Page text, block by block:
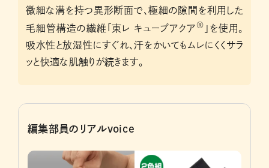
微細な溝を持つ異形断面で、極細の隙間を利用した
毛細管構造の繊維「東レ キュープアクア® 」を使用。
吸水性と放湿性にすぐれ、汗をかいてもムレにくくサラ
ッと快適な肌触りが続きます。
編集部員のリアルvoice